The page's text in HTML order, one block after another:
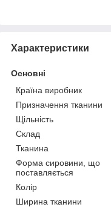
Характеристики
Основні
Країна виробник
Призначення тканини
Щільність
Склад
Тканина
Форма сировини, що
поставляється
Колір
Ширина тканини